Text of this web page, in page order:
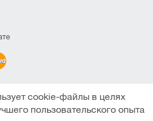
cookie-файлы в целях
пользовательского опыта